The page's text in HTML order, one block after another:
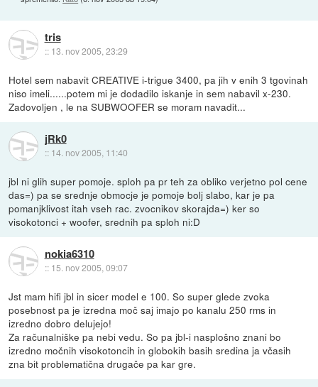
tris
:: 13. nov 2005, 23:29
Hotel sem nabavit CREATIVE i-trigue 3400, pa jih v enih 3 tgovinah
niso imeli......potem mi je dodadilo iskanje in sem nabavil x-230.
Zadovoljen , le na SUBWOOFER se moram navadit...
jRk0
:: 14. nov 2005, 11:40
jbl ni glih super pomoje. sploh pa pr teh za obliko verjetno pol cene
das=) pa se srednje obmocje je pomoje bolj slabo, kar je pa
pomanjklivost itah vseh rac. zvocnikov skorajda=) ker so
visokotonci + woofer, srednih pa sploh ni:D
nokia6310
:: 15. nov 2005, 09:07
Jst mam hifi jbl in sicer model e 100. So super glede zvoka
posebnost pa je izredna moč saj imajo po kanalu 250 rms in
izredno dobro delujejo!
Za računalniške pa nebi vedu. So pa jbl-i nasplošno znani bo
izredno močnih visokotoncih in globokih basih sredina ja včasih
zna bit problematična drugače pa kar gre.